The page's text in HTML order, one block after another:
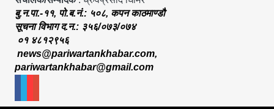
बु.न.पा.-११, पो.ब.नं.: ५०८, कपन काठमाण्डौ
सूचना विभाग द.न.: ३५६/०७३/०७४
०१ ४८१२९५६
news@pariwartankhabar.com,
pariwartankhabar@gmail.com